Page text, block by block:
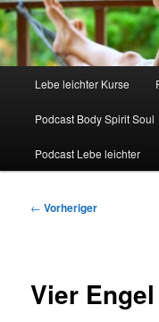
Lebe leichter Kurse
Podcast Body Spirit Soul
Podcast Lebe leichter
Beitragsnavigation
← Vorheriger
Vier